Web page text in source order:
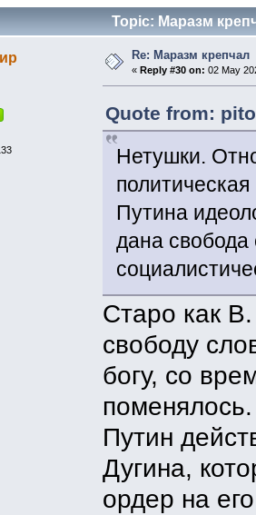
Topic: Маразм
Re: Маразм крепчал
«Reply #30 on: 02 May
Quote from:
Нетушки.
Путина
дана
Старо как
свободу
богу, со
поменялось.
Путин
Дугина,
ордер на